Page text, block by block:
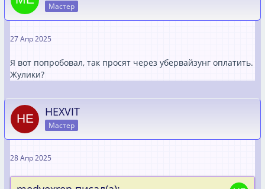
Мастер
27 Апр 2025
Я вот попробовал, так просят через убервайзунг оплатить.
Жулики?
HEXVIT
Мастер
28 Апр 2025